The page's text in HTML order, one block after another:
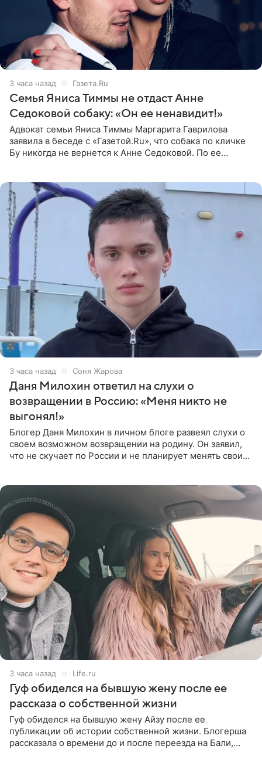
3 часа назад Газета.Ru
Семья Яниса Тиммы не отдаст Анне
Седоковой собаку: «Он ее ненавидит!»
Адвокат семьи Яниса Тиммы Маргарита Гаврилова
заявила в беседе с «Газетой.Ru», что собака по кличке
Бу никогда не вернется к Анне Седоковой. По ее
3 часа назад Соня Жарова
Даня Милохин ответил на слухи о
возвращении в Россию: «Меня никто не
выгонял!»
Блогер Даня Милохин в личном блоге развеял слухи о
своем возможном возвращении на родину. Он заявил,
что не скучает по России и не планирует менять свои
3 часа назад Life.ru
Гуф обиделся на бывшую жену после ее
рассказа о собственной жизни
Гуф обиделся на бывшую жену Айзу после ее
публикации об истории собственной жизни. Блогерша
рассказала о времени до и после переезда на Бали,